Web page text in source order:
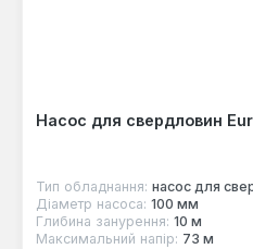
Насос для свердловин
Тип обладнання: насос для
Діаметр насоса: 100 мм
Глибина занурення: 10 м
Максимальний напір: 73 м